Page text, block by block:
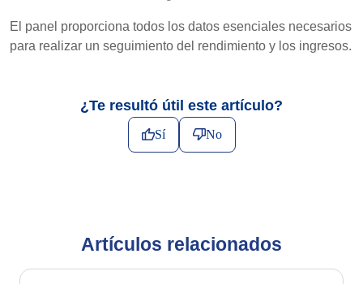
El panel proporciona todos los datos esenciales necesarios
para realizar un seguimiento del rendimiento y los ingresos.
¿Te resultó útil este artículo?
Sí No
Artículos relacionados